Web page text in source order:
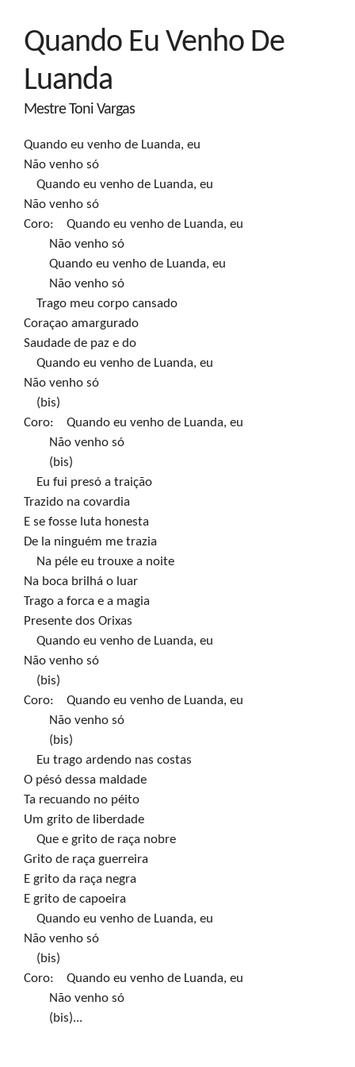
Quando Eu Venho De
Luanda
Mestre Toni Vargas
Quando eu venho de Luanda, eu
Não venho só
    Quando eu venho de Luanda, eu
Não venho só
Coro:    Quando eu venho de Luanda, eu
        Não venho só
        Quando eu venho de Luanda, eu
        Não venho só
    Trago meu corpo cansado
Coraçao amargurado
Saudade de paz e do
    Quando eu venho de Luanda, eu
Não venho só
    (bis)
Coro:    Quando eu venho de Luanda, eu
        Não venho só
        (bis)
    Eu fui presó a traição
Trazido na covardia
E se fosse luta honesta
De la ninguém me trazia
    Na péle eu trouxe a noite
Na boca brilhá o luar
Trago a forca e a magia
Presente dos Orixas
    Quando eu venho de Luanda, eu
Não venho só
    (bis)
Coro:    Quando eu venho de Luanda, eu
        Não venho só
        (bis)
    Eu trago ardendo nas costas
O pésó dessa maldade
Ta recuando no péito
Um grito de liberdade
    Que e grito de raça nobre
Grito de raça guerreira
E grito da raça negra
E grito de capoeira
    Quando eu venho de Luanda, eu
Não venho só
    (bis)
Coro:    Quando eu venho de Luanda, eu
        Não venho só
        (bis)...